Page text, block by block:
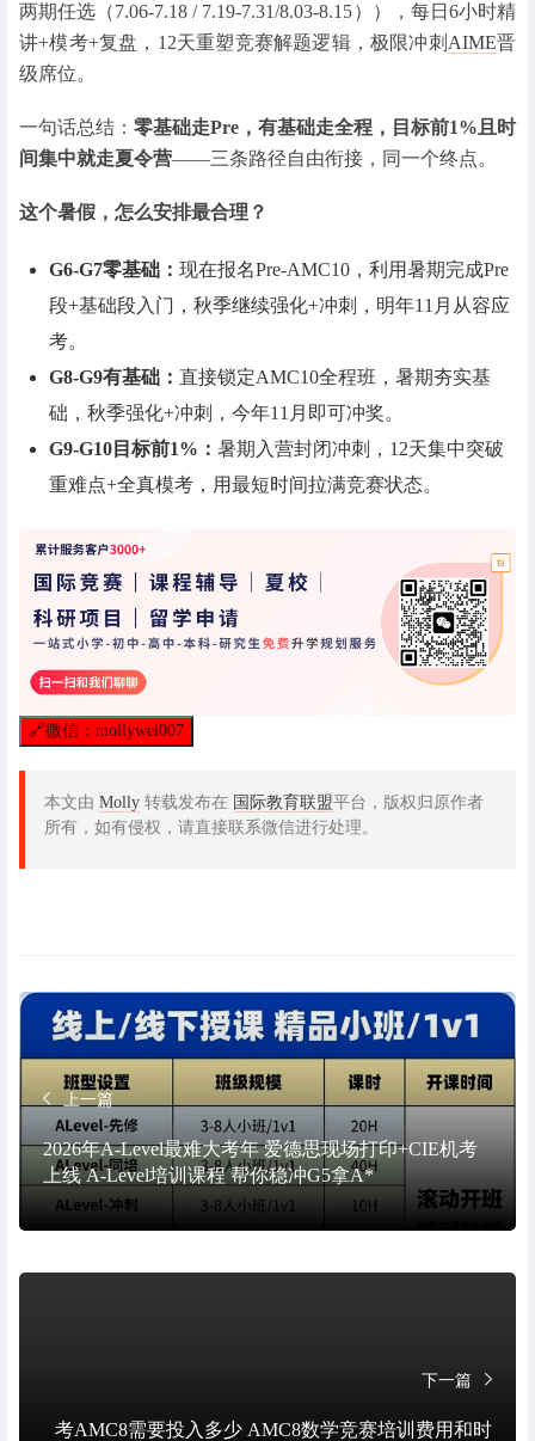
两期任选（7.06-7.18 / 7.19-7.31/8.03-8.15）），每日6小时精
讲+模考+复盘，12天重塑竞赛解题逻辑，极限冲刺 AIME晋
级席位。
一句话总结： 零基础走Pre，有基础走全程，目标前1%且时
间集中就走夏令营——三条路径自由衔接，同一个终点。
这个暑假，怎么安排最合理？
G6-G7零基础：现在报名Pre-AMC10，利用暑期完成Pre
段+基础段入门，秋季继续强化+冲刺，明年11月从容应
考。
G8-G9有基础：直接锁定AMC10全程班，暑期夯实基
础，秋季强化+冲刺，今年11月即可冲奖。
G9-G10目标前1%：暑期入营封闭冲刺，12天集中突破
重难点+全真模考，用最短时间拉满竞赛状态。
🔗微信：mollywei007
本文由 Molly 转载发布在 国际教育联盟平台，版权归原作者
所有，如有侵权，请直接联系微信进行处理。
上一篇
2026年A-Level最难大考年 爱德思现场打印+CIE机考
上线 A-Level培训课程 帮你稳冲G5拿A*
下一篇
考AMC8需要投入多少 AMC8数学竞赛培训费用和时